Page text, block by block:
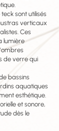
teck sont utilisés
verticaux
Ces
lumière
de verre qui
bassins
aquatiques
esthétique.
et sonore,
dès le